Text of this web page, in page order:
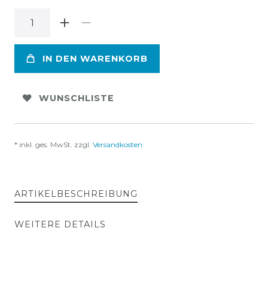
IN DEN WARENKORB
WUNSCHLISTE
* inkl. ges. MwSt. zzgl. Versandkosten
ARTIKELBESCHREIBUNG
WEITERE DETAILS